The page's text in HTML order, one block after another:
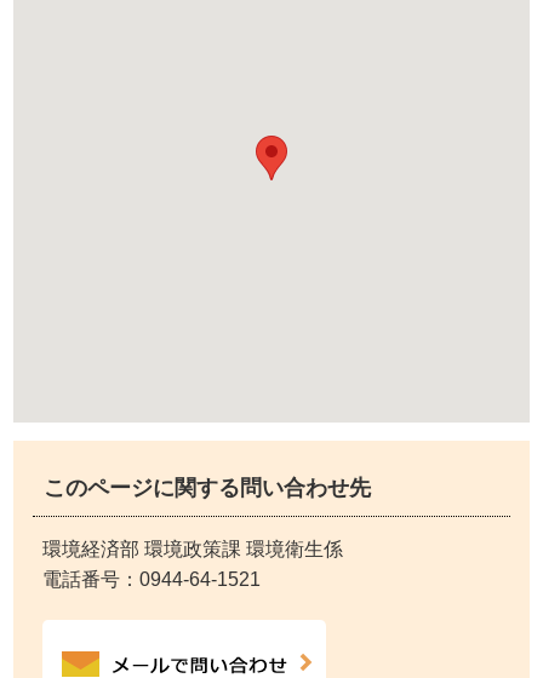
このページに関する問い合わせ先
環境経済部 環境政策課 環境衛生係
電話番号：0944-64-1521